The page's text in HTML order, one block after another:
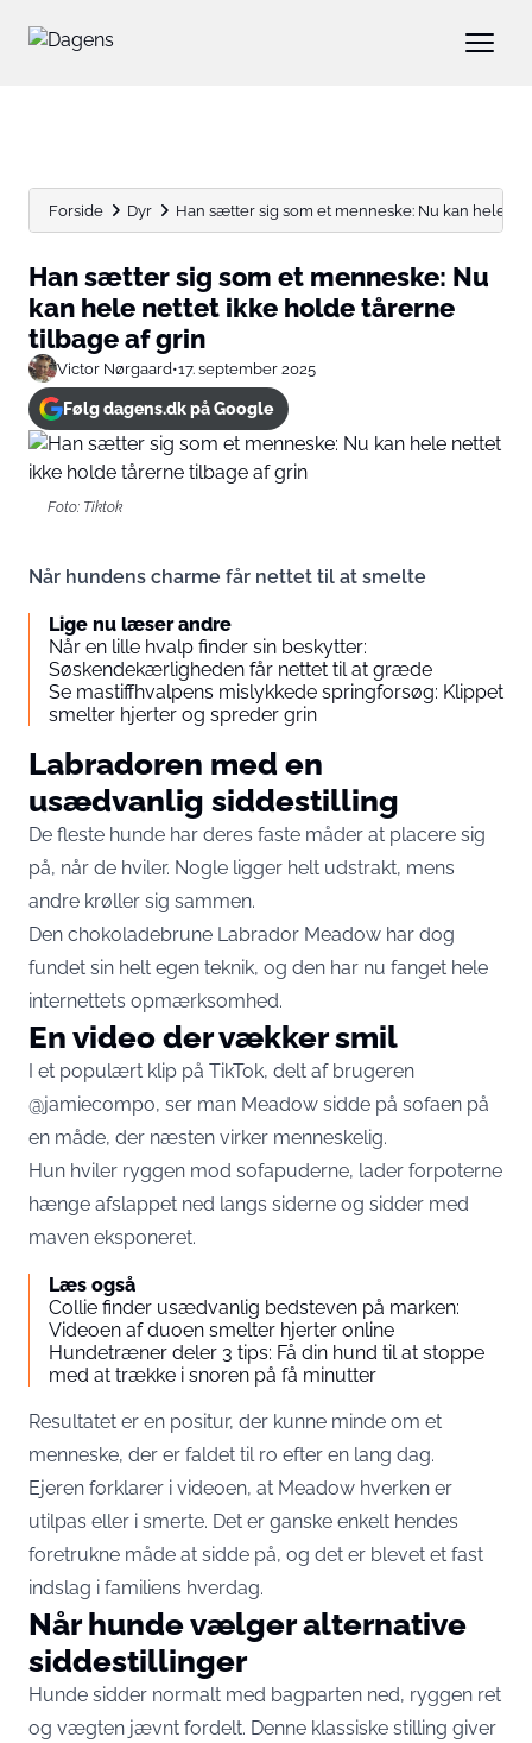
Forside Dyr Han sætter sig som et menneske: Nu kan hele
Han sætter sig som et menneske: Nu
kan hele nettet ikke holde tårerne
tilbage af grin
Victor Nørgaard•17. september 2025
Følg dagens.dk på Google
Foto: Tiktok
Når hundens charme får nettet til at smelte
Lige nu læser andre
Når en lille hvalp finder sin beskytter:
Søskendekærligheden får nettet til at græde
Se mastiffhvalpens mislykkede springforsøg: Klippet
smelter hjerter og spreder grin
Labradoren med en
usædvanlig siddestilling
De fleste hunde har deres faste måder at placere sig
på, når de hviler. Nogle ligger helt udstrakt, mens
andre krøller sig sammen.
Den chokoladebrune Labrador Meadow har dog
fundet sin helt egen teknik, og den har nu fanget hele
internettets opmærksomhed.
En video der vækker smil
I et populært klip på TikTok, delt af brugeren
@jamiecompo, ser man Meadow sidde på sofaen på
en måde, der næsten virker menneskelig.
Hun hviler ryggen mod sofapuderne, lader forpoterne
hænge afslappet ned langs siderne og sidder med
maven eksponeret.
Læs også
Collie finder usædvanlig bedsteven på marken:
Videoen af duoen smelter hjerter online
Hundetræner deler 3 tips: Få din hund til at stoppe
med at trække i snoren på få minutter
Resultatet er en positur, der kunne minde om et
menneske, der er faldet til ro efter en lang dag.
Ejeren forklarer i videoen, at Meadow hverken er
utilpas eller i smerte. Det er ganske enkelt hendes
foretrukne måde at sidde på, og det er blevet et fast
indslag i familiens hverdag.
Når hunde vælger alternative
siddestillinger
Hunde sidder normalt med bagparten ned, ryggen ret
og vægten jævnt fordelt. Denne klassiske stilling giver